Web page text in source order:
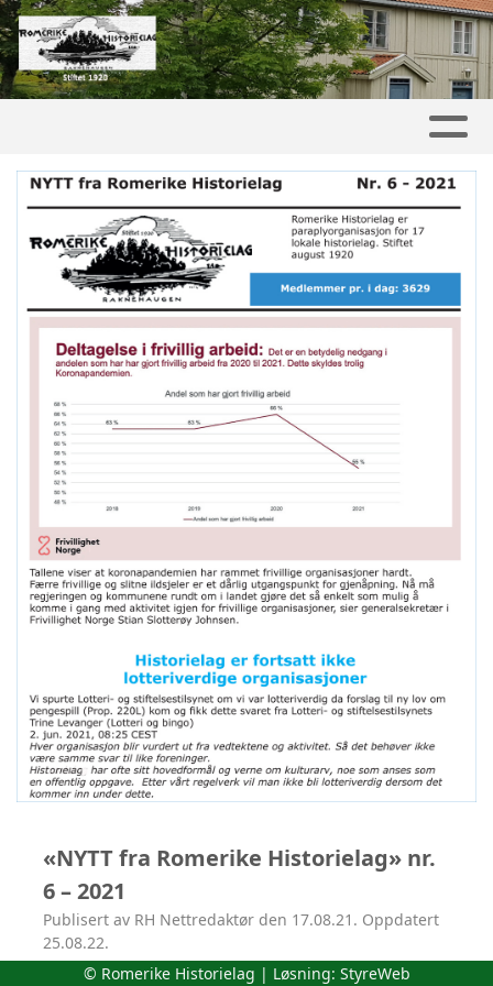
«NYTT fra Romerike Historielag» nr.
6 – 2021
Publisert av RH Nettredaktør den 17.08.21. Oppdatert
25.08.22.
© Romerike Historielag | Løsning: StyreWeb